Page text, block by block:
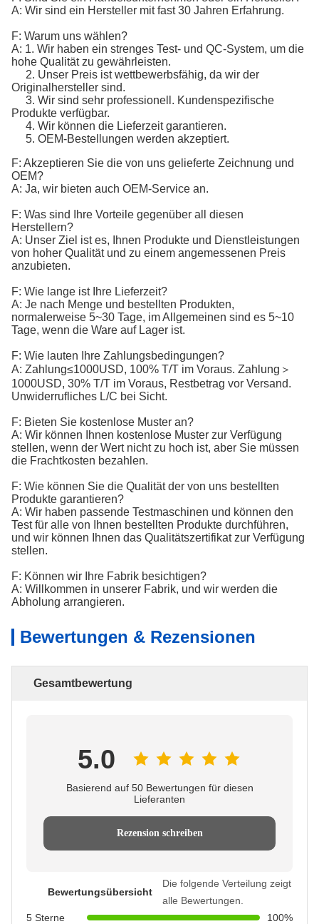
A: Wir sind ein Hersteller mit fast 30 Jahren Erfahrung.
F: Warum uns wählen?
A: 1. Wir haben ein strenges Test- und QC-System, um die
hohe Qualität zu gewährleisten.
2. Unser Preis ist wettbewerbsfähig, da wir der
Originalhersteller sind.
3. Wir sind sehr professionell. Kundenspezifische
Produkte verfügbar.
4. Wir können die Lieferzeit garantieren.
5. OEM-Bestellungen werden akzeptiert.
F: Akzeptieren Sie die von uns gelieferte Zeichnung und
OEM?
A: Ja, wir bieten auch OEM-Service an.
F: Was sind Ihre Vorteile gegenüber all diesen
Herstellern?
A: Unser Ziel ist es, Ihnen Produkte und Dienstleistungen
von hoher Qualität und zu einem angemessenen Preis
anzubieten.
F: Wie lange ist Ihre Lieferzeit?
A: Je nach Menge und bestellten Produkten,
normalerweise 5~30 Tage, im Allgemeinen sind es 5~10
Tage, wenn die Ware auf Lager ist.
F: Wie lauten Ihre Zahlungsbedingungen?
A: Zahlung≤1000USD, 100% T/T im Voraus. Zahlung＞
1000USD, 30% T/T im Voraus, Restbetrag vor Versand.
Unwiderrufliches L/C bei Sicht.
F: Bieten Sie kostenlose Muster an?
A: Wir können Ihnen kostenlose Muster zur Verfügung
stellen, wenn der Wert nicht zu hoch ist, aber Sie müssen
die Frachtkosten bezahlen.
F: Wie können Sie die Qualität der von uns bestellten
Produkte garantieren?
A: Wir haben passende Testmaschinen und können den
Test für alle von Ihnen bestellten Produkte durchführen,
und wir können Ihnen das Qualitätszertifikat zur Verfügung
stellen.
F: Können wir Ihre Fabrik besichtigen?
A: Willkommen in unserer Fabrik, und wir werden die
Abholung arrangieren.
Bewertungen & Rezensionen
Gesamtbewertung
5.0
Basierend auf 50 Bewertungen für diesen
Lieferanten
Rezension schreiben
Bewertungsübersicht
Die folgende Verteilung zeigt
alle Bewertungen.
5 Sterne
100%